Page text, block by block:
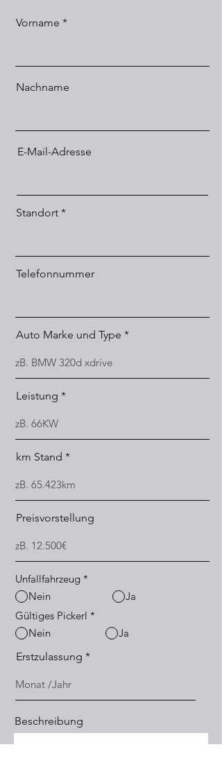
Vorname
Nachname
E-Mail-Adresse
Standort
Telefonnummer
Auto Marke und Type
Leistung
km Stand
Preisvorstellung
Unfallfahrzeug *
Nein
Ja
Gültiges Pickerl *
Nein
Ja
Erstzulassung
Beschreibung